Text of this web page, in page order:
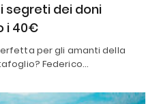
segreti dei doni
i 40€
per gli amanti della
Federico…